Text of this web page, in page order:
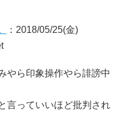
：2018/05/25(金)
やら印象操作やら誹謗中
言っていいほど批判され